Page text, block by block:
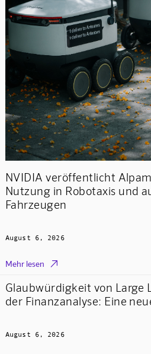
NVIDIA veröffentlicht
Nutzung in Robotaxis und
Fahrzeugen
August 6, 2026
Mehr lesen 
Glaubwürdigkeit von Large
der Finanzanalyse: Eine
August 6, 2026